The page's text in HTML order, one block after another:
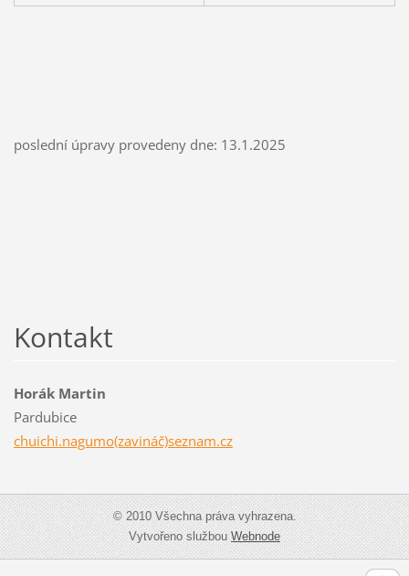
poslední úpravy provedeny dne: 13.1.2025
Kontakt
Horák Martin
Pardubice
chuichi.nagumo(zavináč)seznam.cz
© 2010 Všechna práva vyhrazena.
Vytvořeno službouWebnode